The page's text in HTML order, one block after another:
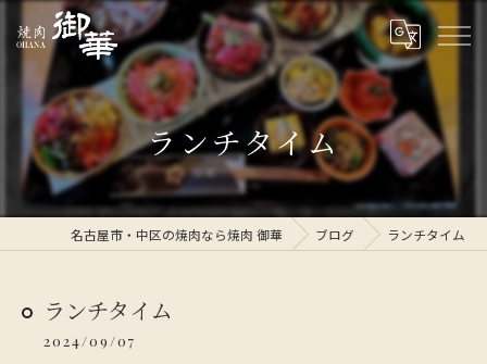
ランチタイム
名古屋市・中区の焼肉なら焼肉 御華 ブログ ランチタイム
ランチタイム
2024/09/07